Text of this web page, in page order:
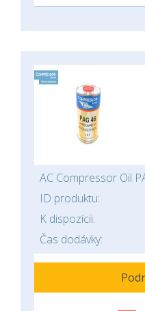
AC Compressor Oil
ID produktu:
K dispozícii:
Čas dodávky: